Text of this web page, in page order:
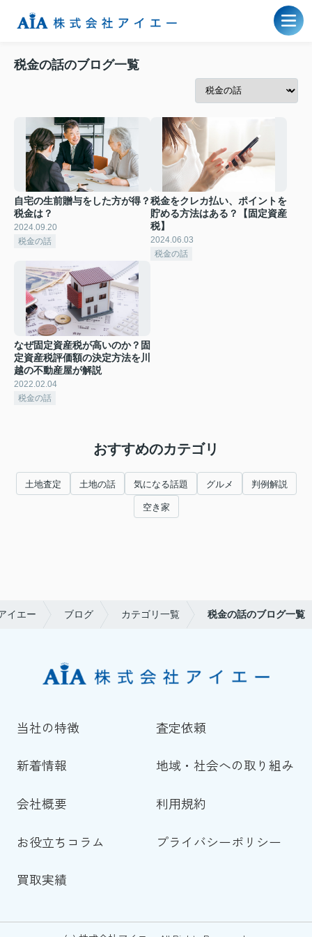
税金の話のブログ一覧
自宅の生前贈与をした方が得？
税金は？
2024.09.20
税金の話
税金をクレカ払い、ポイントを
貯める方法はある？【固定資産
税】
2024.06.03
税金の話
なぜ固定資産税が高いのか？固
定資産税評価額の決定方法を川
越の不動産屋が解説
2022.02.04
税金の話
おすすめのカテゴリ
土地査定 土地の話 気になる話題 グルメ 判例解説
空き家
イエー ブログ カテゴリ一覧 税金の話のブログ一覧
当社の特徴 査定依頼
新着情報 地域・社会への取り組み
会社概要 利用規約
お役立ちコラム プライバシーポリシー
買取実績